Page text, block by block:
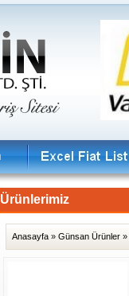
Ürünlerimiz
Anasayfa» Günsan Ürünler»